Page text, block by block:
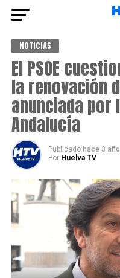
NOTICIAS
El PSOE
la renovación
anunciada por
Andalucía
Publicado hace 3
Por Huelva TV